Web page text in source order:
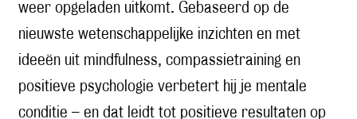
weer opgeladen uitkomt. Gebaseerd op de
nieuwste wetenschappelijke inzichten en met
ideeën uit mindfulness, compassietraining en
positieve psychologie verbetert hij je mentale
conditie – en dat leidt tot positieve resultaten op